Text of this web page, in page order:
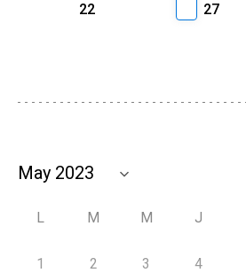
22
27
L M M J
1 2 3 4